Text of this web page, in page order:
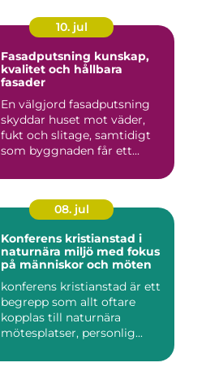
10. jul
Fasadputsning kunskap,
kvalitet och hållbara
fasader
En välgjord fasadputsning
skyddar huset mot väder,
fukt och slitage, samtidigt
som byggnaden får ett...
08. jul
Konferens kristianstad i
naturnära miljö med fokus
på människor och möten
konferens kristianstad är ett
begrepp som allt oftare
kopplas till naturnära
mötesplatser, personlig...